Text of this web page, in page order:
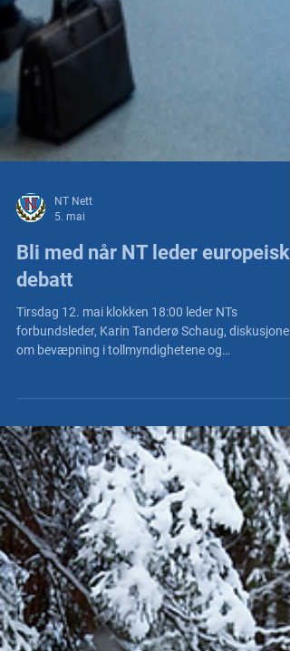
NT Nett
5. mai
debatt
Tirsdag 12. mai klokken 18:00 leder NTs
invitert!